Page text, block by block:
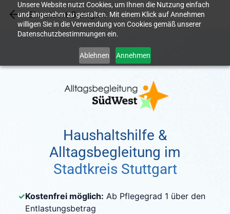
Unsere Website nutzt Cookies, um Ihnen die Nutzung einfach
und angenehm zu gestalten. Mit einem Klick auf Annehmen
willigen Sie in die Verwendung von Cookies gemäß unserer
Datenschutzbestimmungen ein.
Ablehnen Annehmen
main
Einsatzort Stuttgart
Haushaltshilfe &
Alltagsbegleitung im
Stadtkreis Stuttgart
✓Kostenfrei möglich: Ab Pflegegrad 1 über den
Entlastungsbetrag